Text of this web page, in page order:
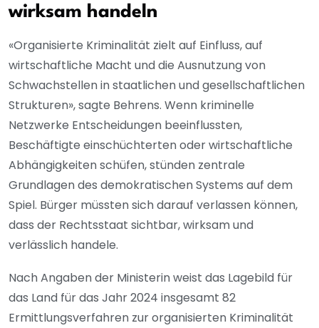
wirksam handeln
«Organisierte Kriminalität zielt auf Einfluss, auf
wirtschaftliche Macht und die Ausnutzung von
Schwachstellen in staatlichen und gesellschaftlichen
Strukturen», sagte Behrens. Wenn kriminelle
Netzwerke Entscheidungen beeinflussten,
Beschäftigte einschüchterten oder wirtschaftliche
Abhängigkeiten schüfen, stünden zentrale
Grundlagen des demokratischen Systems auf dem
Spiel. Bürger müssten sich darauf verlassen können,
dass der Rechtsstaat sichtbar, wirksam und
verlässlich handele.
Nach Angaben der Ministerin weist das Lagebild für
das Land für das Jahr 2024 insgesamt 82
Ermittlungsverfahren zur organisierten Kriminalität